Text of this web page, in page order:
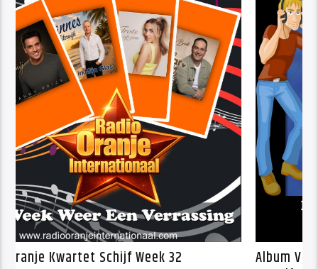
De Radio Oranje Kwartet Schijf Week 32